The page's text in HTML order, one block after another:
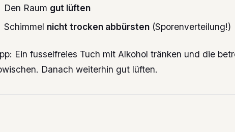
Den Raum gut lüften
Schimmel nicht trocken abbürsten (Sporenverteilung!)
Ein fusselfreies Tuch mit Alkohol tränken und die
Danach weiterhin gut lüften.